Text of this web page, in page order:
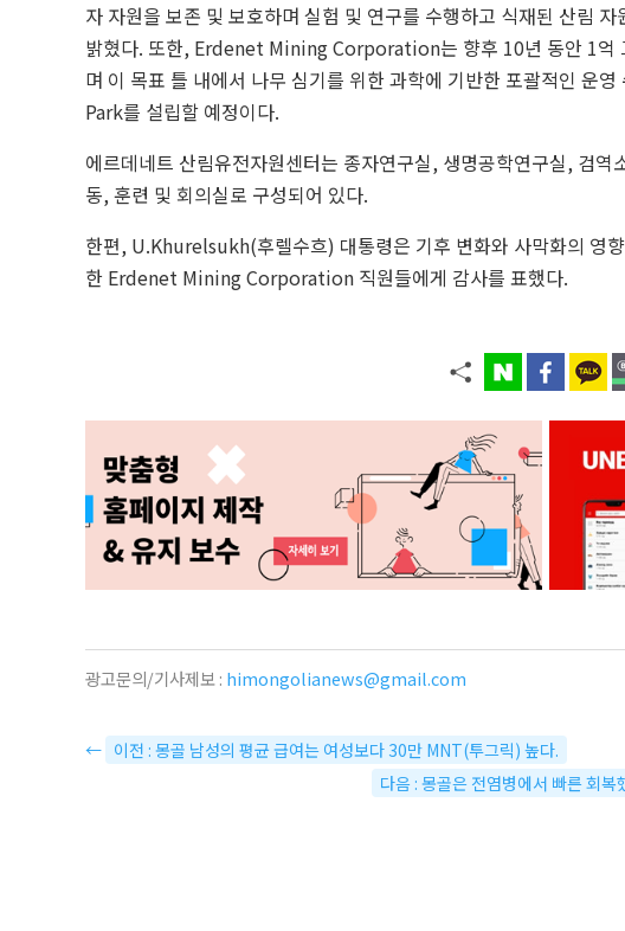
자 자원을 보존 및 보호하며 실험 및 연구를 수행하고 식재된 산림
밝혔다. 또한, Erdenet Mining Corporation는 향후 10년 동안 1억
며 이 목표 틀 내에서 나무 심기를 위한 과학에 기반한 포괄적인
Park를 설립할 예정이다.
에르데네트 산림유전자원센터는 종자연구실, 생명공학연구실, 검
동, 훈련 및 회의실로 구성되어 있다.
한편, U.Khurelsukh(후렐수흐) 대통령은 기후 변화와 사막화의 영
한 Erdenet Mining Corporation 직원들에게 감사를 표했다.
광고문의/기사제보 : himongolianews@gmail.com
← 이전 : 몽골 남성의 평균 급여는 여성보다 30만 MNT(투그릭) 높다.
다음 : 몽골은 전염병에서 빠른 회